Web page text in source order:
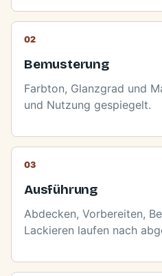
Bemusterung
Farbton, Glanzgrad und
und Nutzung gespiegelt.
Ausführung
Abdecken, Vorbereiten,
Lackieren laufen nach